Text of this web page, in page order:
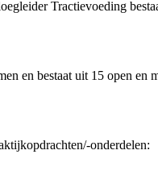
Tractievoeding
en bestaat uit 15 open en
onderdelen: